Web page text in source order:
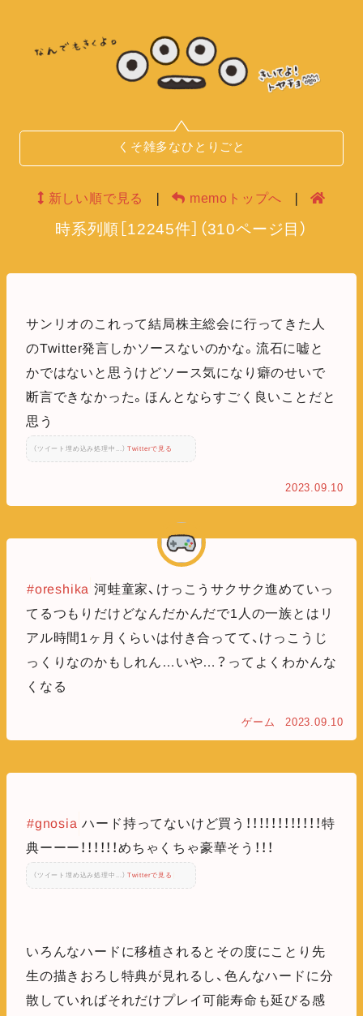
くそ雑多なひとりごと
新しい順で見る memoトップへ
時系列順 12245件］ （310ページ目）
サンリオのこれって結局株主総会に行ってきた人
のTwitter発言しかソースないのかな。流石に嘘と
かではないと思うけどソース気になり癖のせいで
断言できなかった。ほんとならすごく良いことだと
思う
（ツイート埋め込み処理中...） Twitterで見る
2023.09.10
#oreshika 河蛙童家、けっこうサクサク進めていっ
てるつもりだけどなんだかんだで1人の一族とはリ
アル時間1ヶ月くらいは付き合ってて、けっこうじ
っくりなのかもしれん…いや…？ってよくわかんな
くなる
ゲーム 2023.09.10
#gnosia ハード持ってないけど買う！！！！！！！！！！！！特
典ーーー！！！！！！めちゃくちゃ豪華そう！！！
（ツイート埋め込み処理中...） Twitterで見る
いろんなハードに移植されるとその度にことり先
生の描きおろし特典が見れるし、色んなハードに分
散していればそれだけプレイ可能寿命も延びる感